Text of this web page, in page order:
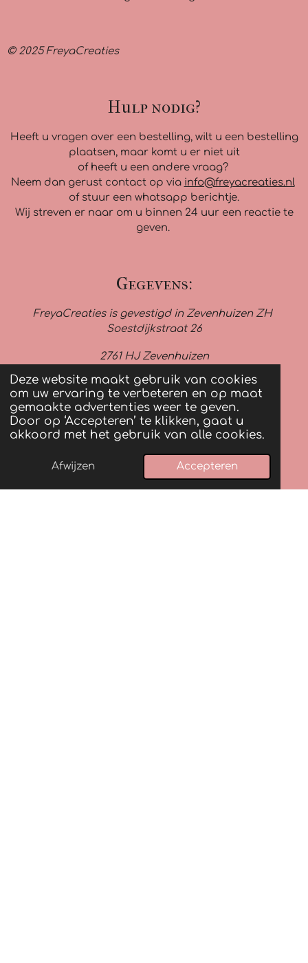
Deze website maakt gebruik van cookies
om uw ervaring te verbeteren en op maat
gemaakte advertenties weer te geven.
Door op ‘Accepteren’ te klikken, gaat u
akkoord met het gebruik van alle cookies.
Afwijzen Accepteren
© 2025 FreyaCreaties
Hulp nodig?
Heeft u vragen over een bestelling, wilt u een bestelling
plaatsen, maar komt u er niet uit
of heeft u een andere vraag?
Neem dan gerust contact op via info@freyacreaties.nl
of stuur een whatsapp berichtje.
Wij streven er naar om u binnen 24 uur een reactie te
geven.
Gegevens:
FreyaCreaties is gevestigd in Zevenhuizen ZH
Soestdijkstraat 26
2761 HJ Zevenhuizen
06-19346374
KVK 96727802
BTW NL002210476B04
Telefoonnummer Instagram